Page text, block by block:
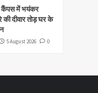
कैंपस में भयंकर
दीवार तोड़ घर के
5 August 2026 0